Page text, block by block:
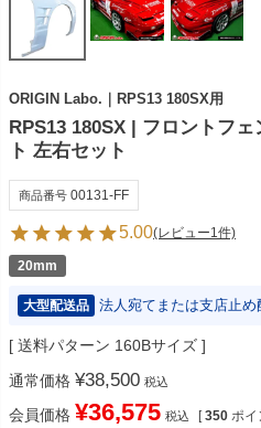
ORIGIN Labo.｜RPS13 180SX用
RPS13 180SX | フロントフ
ト 左右セット
商品番号 00131-FF
5.00(レビュー1件)
20mm
大型配送品 法人宛てまたは支店止
送料パターン 160Bサイズ
通常価格 ¥38,500 税込
会員価格 ¥36,575 税込 [ 350 ポイ